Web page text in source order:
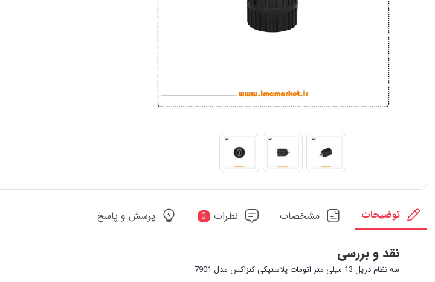
توضیحات مشخصات نظرات 0 پرسش و پاسخ
نقد و بررسی
سه نظام دریل 13 میلی متر اتومات پلاستیکی کنزاکس مدل 7901